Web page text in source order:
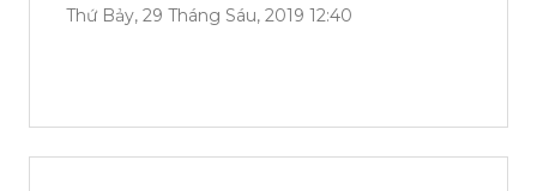
Thứ Bảy, 29 Tháng Sáu, 2019 12:40